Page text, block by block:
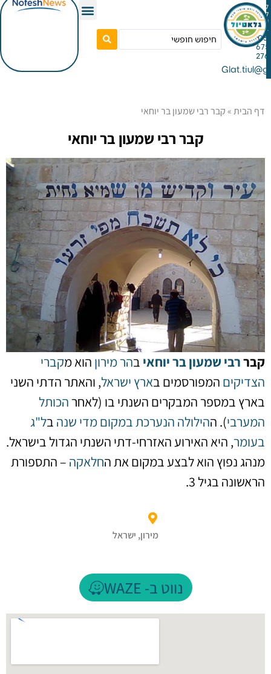
»קבר רבי שמעון בר יוחאי
קבר רבי שמעון בר יוחאי
שמעון בר יוחאיבהר מירוןהוא מקברי
המפורסמים בארץ ישראל, והאתר הדתי השני
המבקרים השנתי בו (לאחר הכותל
). ההילולההנערכת במקום מדי שנהבל"ג
, היא האירוע האזרחי-דתי השנתי הגדול בישראל.
הוא לבצע במקום את החלאקה– התספורת
בגיל 3.
מירון, ישראל
נווט ב- WAZE